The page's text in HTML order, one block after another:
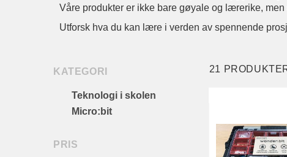
Våre produkter er ikke bare gøyale og lærerike,
Utforsk hva du kan lære i verden av spennende
21
KATEGORI
Teknologi i skolen
Micro:bit
PRIS